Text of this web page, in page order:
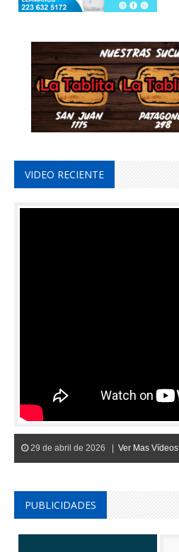
VIDEO RECIENTE
29 de abril de 2026 | Ver Mas Vídeos
PUBLICIDADES